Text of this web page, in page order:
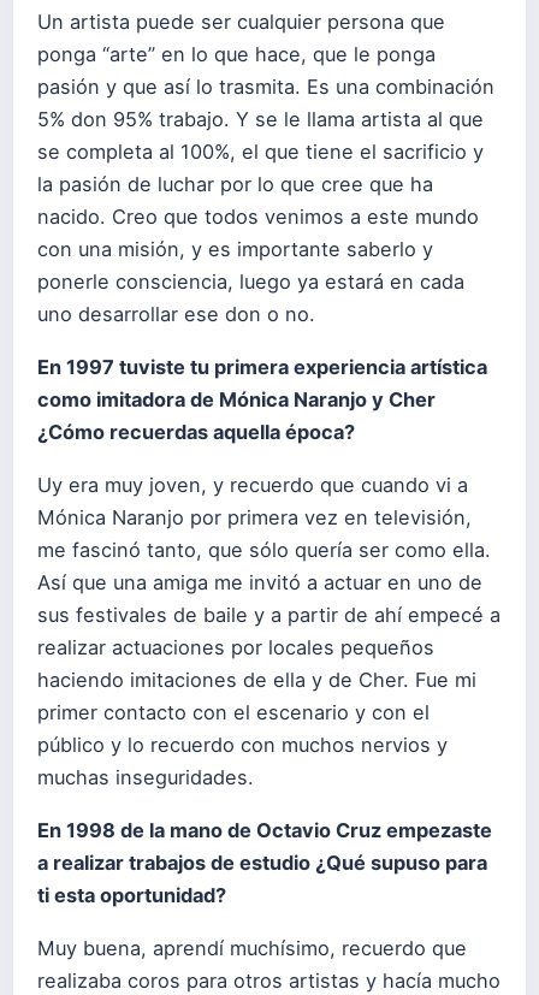
Un artista puede ser cualquier persona que
ponga “arte” en lo que hace, que le ponga
pasión y que así lo trasmita. Es una combinación
5% don 95% trabajo. Y se le llama artista al que
se completa al 100%, el que tiene el sacrificio y
la pasión de luchar por lo que cree que ha
nacido. Creo que todos venimos a este mundo
con una misión, y es importante saberlo y
ponerle consciencia, luego ya estará en cada
uno desarrollar ese don o no.
En 1997 tuviste tu primera experiencia artística
como imitadora de Mónica Naranjo y Cher
¿Cómo recuerdas aquella época?
Uy era muy joven, y recuerdo que cuando vi a
Mónica Naranjo por primera vez en televisión,
me fascinó tanto, que sólo quería ser como ella.
Así que una amiga me invitó a actuar en uno de
sus festivales de baile y a partir de ahí empecé a
realizar actuaciones por locales pequeños
haciendo imitaciones de ella y de Cher. Fue mi
primer contacto con el escenario y con el
público y lo recuerdo con muchos nervios y
muchas inseguridades.
En 1998 de la mano de Octavio Cruz empezaste
a realizar trabajos de estudio ¿Qué supuso para
ti esta oportunidad?
Muy buena, aprendí muchísimo, recuerdo que
realizaba coros para otros artistas y hacía mucho